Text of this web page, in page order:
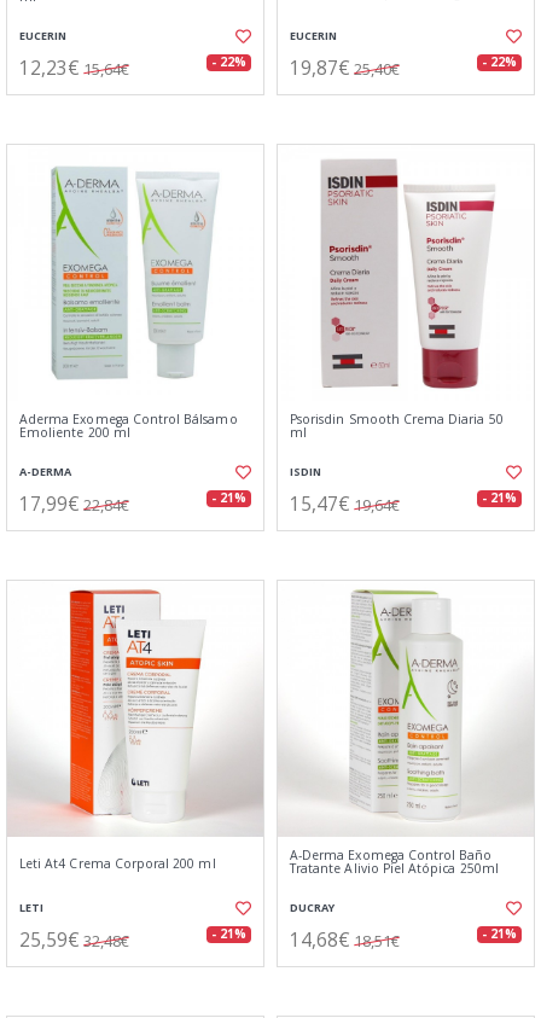
EUCERIN
12,23€ 15,64€ - 22%
EUCERIN
19,87€ 25,40€ - 22%
Aderma Exomega Control Bálsamo
Emoliente 200 ml
A-DERMA
17,99€ 22,84€ - 21%
Psorisdin Smooth Crema Diaria 50
ml
ISDIN
15,47€ 19,64€ - 21%
Leti At4 Crema Corporal 200 ml
LETI
25,59€ 32,48€ - 21%
A-Derma Exomega Control Baño
Tratante Alivio Piel Atópica 250ml
DUCRAY
14,68€ 18,51€ - 21%